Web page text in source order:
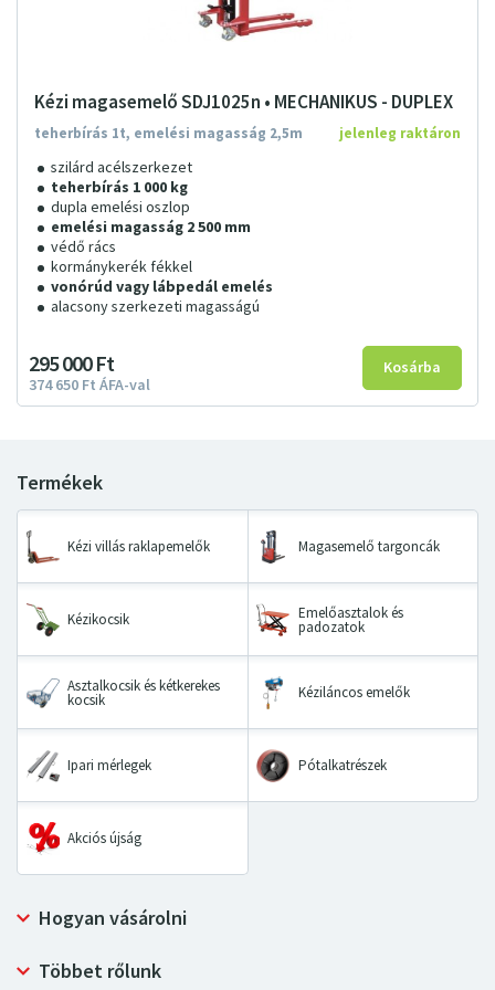
Kézi magasemelő SDJ1025n • MECHANIKUS - DUPLEX
teherbírás 1t, emelési magasság 2,5m
szilárd acélszerkezet
teherbírás 1 000 kg
dupla emelési oszlop
emelési magasság 2 500 mm
védő rács
kormánykerék fékkel
vonórúd vagy lábpedál emelés
alacsony szerkezeti magasságú
jelenleg raktáron
295000Ft
374 650 Ft ÁFA-val
Kézi villás raklapemelők Magasemelő targoncák
Kézikocsik Emelőasztalok és
padozatok
Asztalkocsik és kétkerekes
kocsik Kéziláncos emelők
Ipari mérlegek Pótalkatrészek
Akciós újság
Hogyan vásárolni
Szállítás és fizetési mód
Többet rőlunk